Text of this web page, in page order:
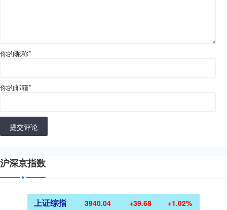
你的昵称*
你的邮箱*
提交评论
沪深京指数
上证综指 3940.04 +39.68 +1.02%